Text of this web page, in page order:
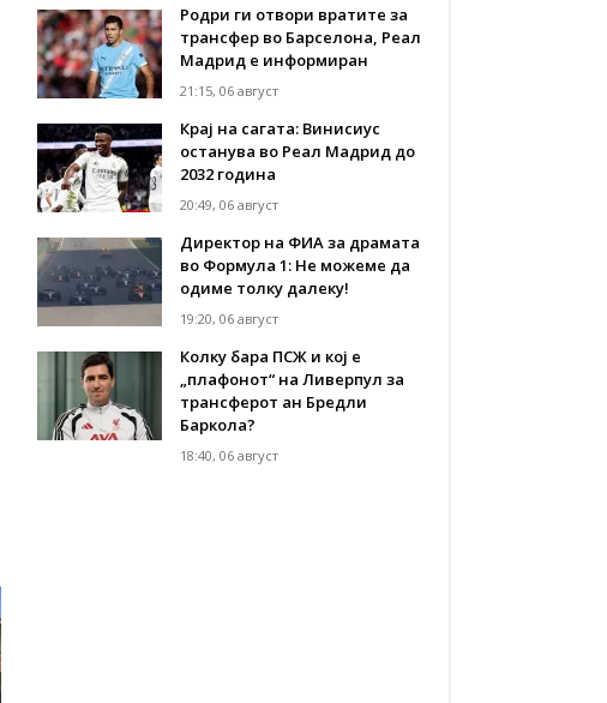
Родри ги отвори вратите за
трансфер во Барселона, Реал
Мадрид е информиран
21:15, 06 август
Крај на сагата: Винисиус
останува во Реал Мадрид до
2032 година
20:49, 06 август
Директор на ФИА за драмата
во Формула 1: Не можеме да
одиме толку далеку!
19:20, 06 август
Колку бара ПСЖ и кој е
„плафонот“ на Ливерпул за
трансферот ан Бредли
Баркола?
18:40, 06 август